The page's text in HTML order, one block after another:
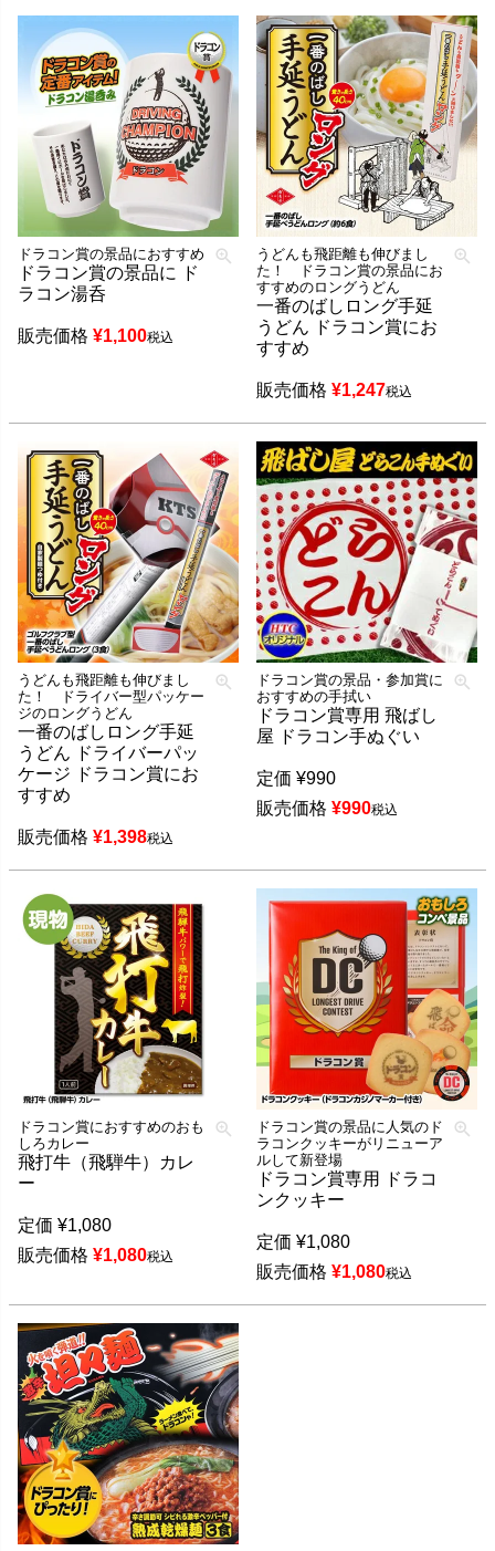
ドラコン賞の景品におすすめ
ドラコン賞の景品に ド
ラコン湯呑
販売価格 ¥1,100税込
うどんも飛距離も伸びまし
た！ ドラコン賞の景品にお
すすめのロングうどん
一番のばしロング手延
うどん ドラコン賞にお
すすめ
販売価格 ¥1,247税込
うどんも飛距離も伸びまし
た！ ドライバー型パッケー
ジのロングうどん
一番のばしロング手延
うどん ドライバーパッ
ケージ ドラコン賞にお
すすめ
販売価格 ¥1,398税込
ドラコン賞の景品・参加賞に
おすすめの手拭い
ドラコン賞専用 飛ばし
屋 ドラコン手ぬぐい
定価 ¥990
販売価格 ¥990税込
ドラコン賞におすすめのおも
しろカレー
飛打牛（飛騨牛）カレ
ー
定価 ¥1,080
販売価格 ¥1,080税込
ドラコン賞の景品に人気のド
ラコンクッキーがリニューア
ルして新登場
ドラコン賞専用 ドラコ
ンクッキー
定価 ¥1,080
販売価格 ¥1,080税込